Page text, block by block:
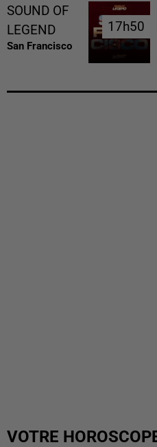
SOUND OF
LEGEND
San Francisco
17h50
17h50
VOTRE